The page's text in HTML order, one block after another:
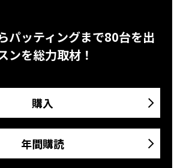
パッティングまで80台を出
ンを総力取材！
購入
年間購読